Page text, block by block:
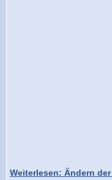
Weiterlesen: Ändern